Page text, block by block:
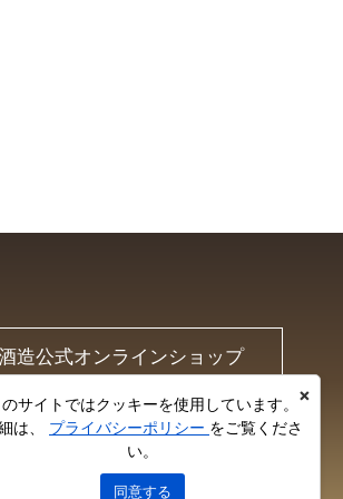
造公式オンラインショップ
リシー
のサイトではクッキーを使用しています。
は、 プライバシーポリシー をご覧くださ
い。
同意する
×